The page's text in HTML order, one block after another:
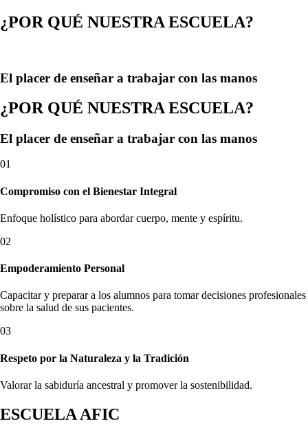
¿POR QUÉ NUESTRA ESCUELA?
El placer de enseñar a trabajar con las manos
¿POR QUÉ NUESTRA ESCUELA?
El placer de enseñar a trabajar con las manos
01
Compromiso con el Bienestar Integral
Enfoque holístico para abordar cuerpo, mente y espíritu.
02
Empoderamiento Personal
Capacitar y preparar a los alumnos para tomar decisiones profesionales
sobre la salud de sus pacientes.
03
Respeto por la Naturaleza y la Tradición
Valorar la sabiduría ancestral y promover la sostenibilidad.
ESCUELA AFIC